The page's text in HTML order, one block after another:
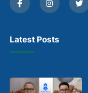
Latest Posts